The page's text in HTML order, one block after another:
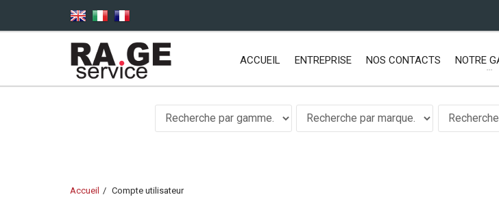
ACCUEIL ENTREPRISE NOS CONTACTS NOTRE
Accueil Compte utilisateur